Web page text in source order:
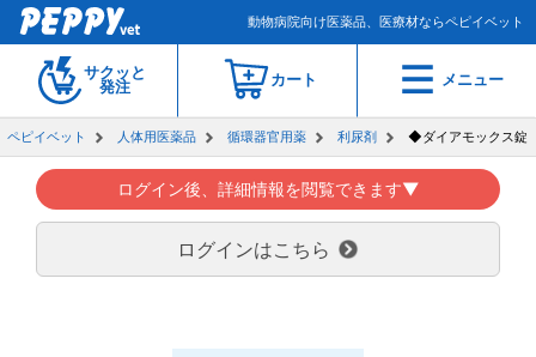
動物病院向け医薬品、医療材ならペピイベット
サクッと
発注
カート メニュー
ペピイベット 人体用医薬品 循環器官用薬 利尿剤 ◆ダイアモックス錠
ログイン後、詳細情報を閲覧できます▼
ログインはこちら